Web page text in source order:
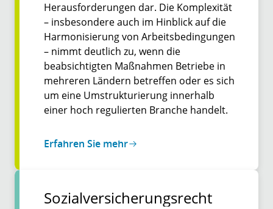
Herausforderungen dar. Die Komplexität
– insbesondere auch im Hinblick auf die
Harmonisierung von Arbeitsbedingungen
– nimmt deutlich zu, wenn die
beabsichtigten Maßnahmen Betriebe in
mehreren Ländern betreffen oder es sich
um eine Umstrukturierung innerhalb
einer hoch regulierten Branche handelt.
Erfahren Sie mehr
Sozial­versicherungs­­recht